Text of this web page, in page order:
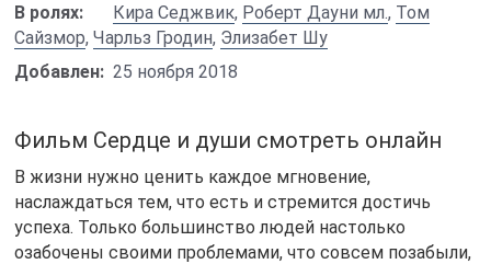
В ролях:
Кира Седжвик, Роберт Дауни мл., Том
Сайзмор,Чарльз Гродин, Элизабет Шу
Добавлен: 25 ноября 2018
Фильм Сердце и души смотреть онлайн
В жизни нужно ценить каждое мгновение,
наслаждаться тем, что есть и стремится достичь
успеха. Только большинство людей настолько
озабочены своими проблемами, что совсем позабыли,